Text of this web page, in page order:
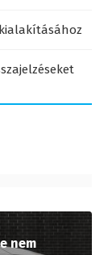
nem